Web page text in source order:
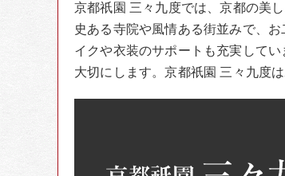
京都祇園 三々九度では、京都の美
史ある寺院や風情ある街並みで、
イクや衣装のサポートも充実して
大切にします。京都祇園 三々九度